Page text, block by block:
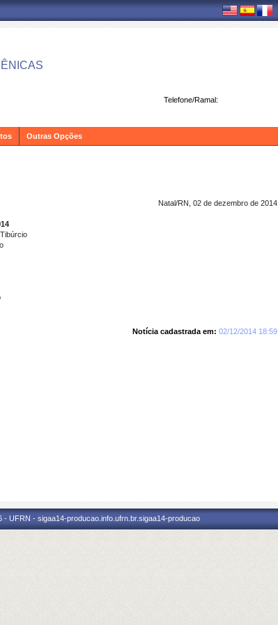
Telefone/Ramal:
Outras Opções
Natal/RN, 02 de dezembro de 2014
Notícia cadastrada em: 02/12/2014 18:59
UFRN - sigaa14-producao.info.ufrn.br.sigaa14-producao